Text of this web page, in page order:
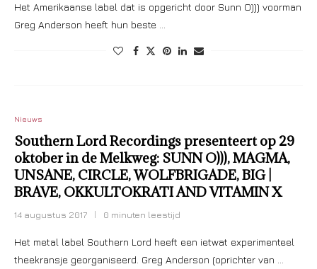
Het Amerikaanse label dat is opgericht door Sunn O))) voorman
Greg Anderson heeft hun beste …
Nieuws
Southern Lord Recordings presenteert op 29
oktober in de Melkweg: SUNN O))), MAGMA,
UNSANE, CIRCLE, WOLFBRIGADE, BIG |
BRAVE, OKKULTOKRATI AND VITAMIN X
14 augustus 2017 0 minuten leestijd
Het metal label Southern Lord heeft een ietwat experimenteel
theekransje georganiseerd. Greg Anderson (oprichter van …